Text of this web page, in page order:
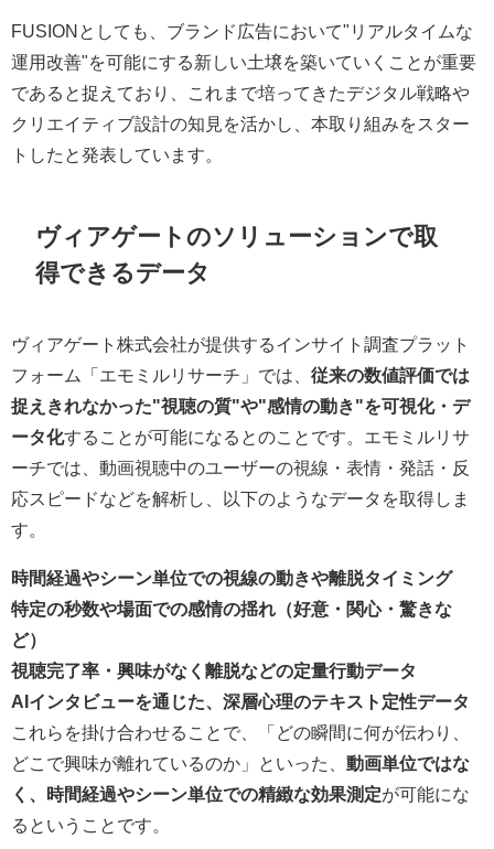
FUSIONとしても、ブランド広告において"リアルタイムな
運用改善"を可能にする新しい土壌を築いていくことが重要
であると捉えており、これまで培ってきたデジタル戦略や
クリエイティブ設計の知見を活かし、本取り組みをスター
トしたと発表しています。
ヴィアゲートのソリューションで取
得できるデータ
ヴィアゲート株式会社が提供するインサイト調査プラット
フォーム「エモミルリサーチ」では、 従来の数値評価では
捉えきれなかった"視聴の質"や"感情の動き"を可視化・デ
ータ化することが可能になるとのことです。エモミルリサ
ーチでは、動画視聴中のユーザーの視線・表情・発話・反
応スピードなどを解析し、以下のようなデータを取得しま
す。
時間経過やシーン単位での視線の動きや離脱タイミング
特定の秒数や場面での感情の揺れ（好意・関心・驚きな
ど）
視聴完了率・興味がなく離脱などの定量行動データ
AIインタビューを通じた、深層心理のテキスト定性データ
これらを掛け合わせることで、「どの瞬間に何が伝わり、
どこで興味が離れているのか」といった、 動画単位ではな
く、時間経過やシーン単位での精緻な効果測定が可能にな
るということです。